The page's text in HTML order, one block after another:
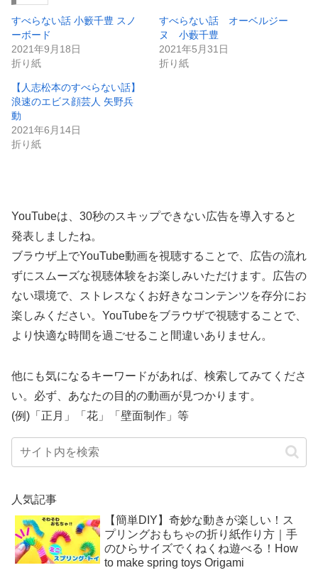
すべらない話 小籔千豊 スノ
ーボード
2021年9月18日
折り紙
すべらない話 オーベルジー
ヌ 小藪千豊
2021年5月31日
折り紙
【人志松本のすべらない話】
浪速のエビス顔芸人 矢野兵
動
2021年6月14日
折り紙
YouTubeは、30秒のスキップできない広告を導入すると
発表しましたね。
ブラウザ上でYouTube動画を視聴することで、広告の流れ
ずにスムーズな視聴体験をお楽しみいただけます。広告の
ない環境で、ストレスなくお好きなコンテンツを存分にお
楽しみください。YouTubeをブラウザで視聴することで、
より快適な時間を過ごせること間違いありません。
他にも気になるキーワードがあれば、検索してみてくださ
い。必ず、あなたの目的の動画が見つかります。
(例)「正月」「花」「壁面制作」等
人気記事
【簡単DIY】奇妙な動きが楽しい！ス
プリングおもちゃの折り紙作り方｜手
のひらサイズでくねくね遊べる！How
to make spring toys Origami